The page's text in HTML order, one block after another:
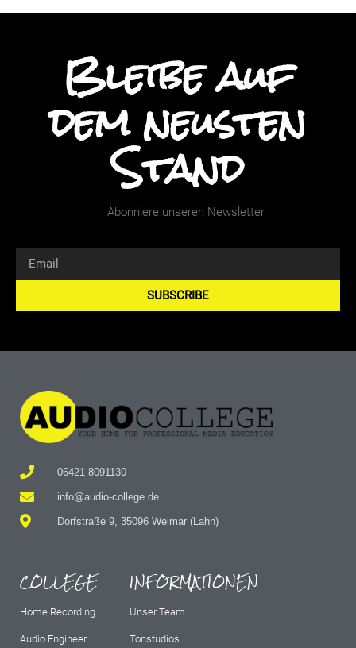
Bleibe auf
dem neusten
Stand
Abonniere unseren Newsletter
SUBSCRIBE
06421 8091130
info@audio-college.de
Dorfstraße 9, 35096 Weimar (Lahn)
COLLEGE
Home Recording
Audio Engineer
INFORMATIONEN
Unser Team
Tonstudios